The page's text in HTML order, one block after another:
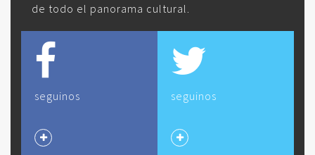
de todo el panorama cultural.
seguinos seguinos